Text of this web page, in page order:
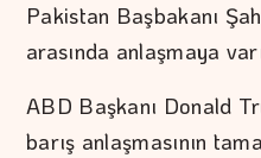
Pakistan Başbakanı
arasında anlaşmaya
ABD Başkanı Donald
barış anlaşmasının